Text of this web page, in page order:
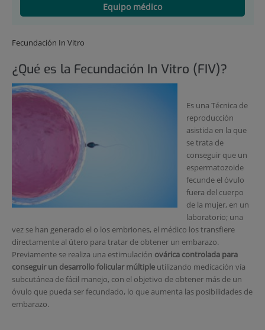
Equipo médico
Fecundación In Vitro
¿Qué es la Fecundación In Vitro (FIV)?
Es una Técnica de
reproducción
asistida en la que
se trata de
conseguir que un
espermatozoide
fecunde el óvulo
fuera del cuerpo
de la mujer, en un
laboratorio; una
vez se han generado el o los embriones, el médico los transfiere
directamente al útero para tratar de obtener un embarazo.
Previamente se realiza una estimulación ovárica controlada para
conseguir un desarrollo folicular múltiple utilizando medicación vía
subcutánea de fácil manejo, con el objetivo de obtener más de un
óvulo que pueda ser fecundado, lo que aumenta las posibilidades de
embarazo.